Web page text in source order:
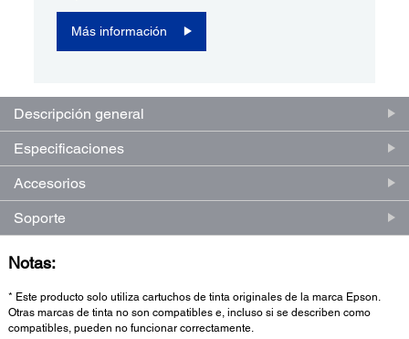
Más información
Descripción general
Especificaciones
Accesorios
Soporte
Notas:
* Este producto solo utiliza cartuchos de tinta originales de la marca Epson.
Otras marcas de tinta no son compatibles e, incluso si se describen como
compatibles, pueden no funcionar correctamente.